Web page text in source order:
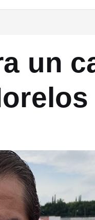
un